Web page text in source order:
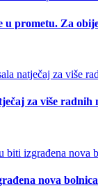
u prometu. Za
za više radnih
nova